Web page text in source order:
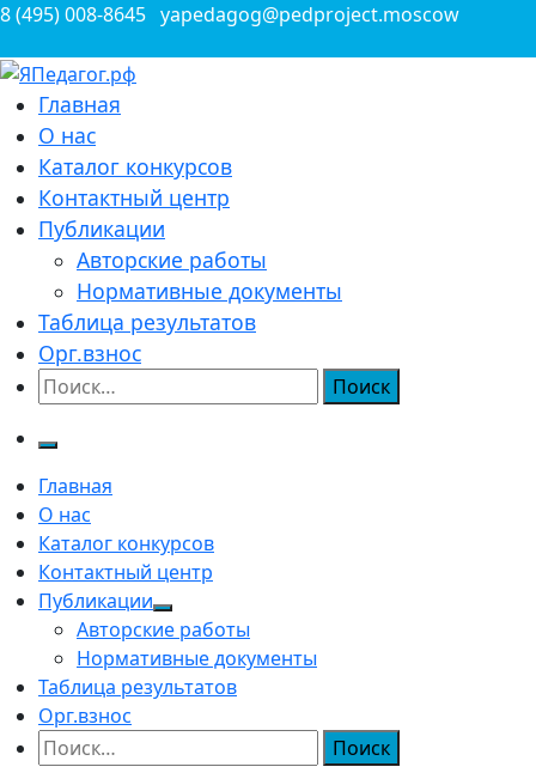
Перейти
содержимому
8 (495) 008-8645 yapedagog@pedproject.moscow
ЯПедагог.рф
Всероссийские конкурсы для педагогов
Главная
О нас
Каталог конкурсов
Контактный центр
Публикации
Авторские работы
Нормативные документы
Таблица результатов
Орг.взнос
Найти:
Главная
О нас
Каталог конкурсов
Контактный центр
Публикации
Авторские работы
Нормативные документы
Таблица результатов
Орг.взнос
Найти: